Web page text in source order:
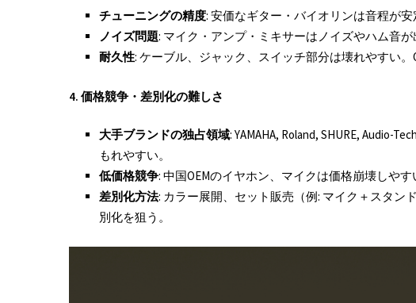
チューニングの精度: 安価なギター・バイオリンは音程が安
ノイズ問題: マイク・アンプ・ミキサーはノイズやハム音
耐久性: ケーブル、ジャック、スイッチ部分は壊れやすい。
4. 価格競争・差別化の難しさ
大手ブランドの独占領域: YAMAHA, Roland, SHURE, Audio-
もれやすい。
低価格競争: 中国OEMのイヤホン、マイクは価格崩壊しやす
差別化方法: カラー展開、セット販売（例: マイク＋スタン
別化を狙う。